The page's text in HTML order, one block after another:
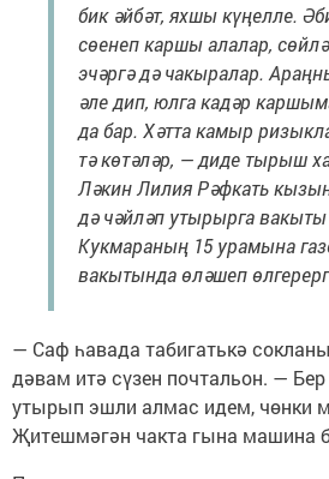
бик әйбәт, яхшы күңелле.
сөенеп каршы алалар,
эчәргә дә чакыралар.
әле дип, юлга кадәр
да бар. Хәтта камыр
тә көтәләр, — диде тырыш
Ләкин Лилия Рәфкать
дә чәйләп утырырга
Кукмараның 15 урамына
вакытында өләшеп
— Саф һавада табигатькә
дәвам итә сүзен почтальон. — Бер
утырып эшли алмас идем, чөнки
Җитешмәгән чакта гына машина